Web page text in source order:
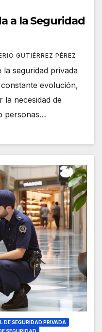
a la Seguridad
GUTIÉRREZ PÉREZ
la seguridad privada
evolución,
necesidad de
personas…
DE SEGURIDAD PRIVADA
SEGURIDAD